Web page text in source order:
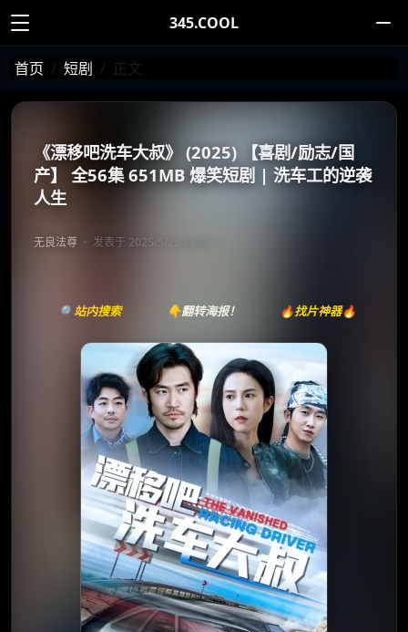
345.COOL
首页 短剧 正文
《漂移吧洗车大叔》 (2025) 【喜剧/励志/国
产】 全56集 651MB 爆笑短剧 | 洗车工的逆袭
人生
无良法尊 发表于 2025/5/25 23:12
🔍站内搜索 👇翻转海报！ 🔥找片神器🔥